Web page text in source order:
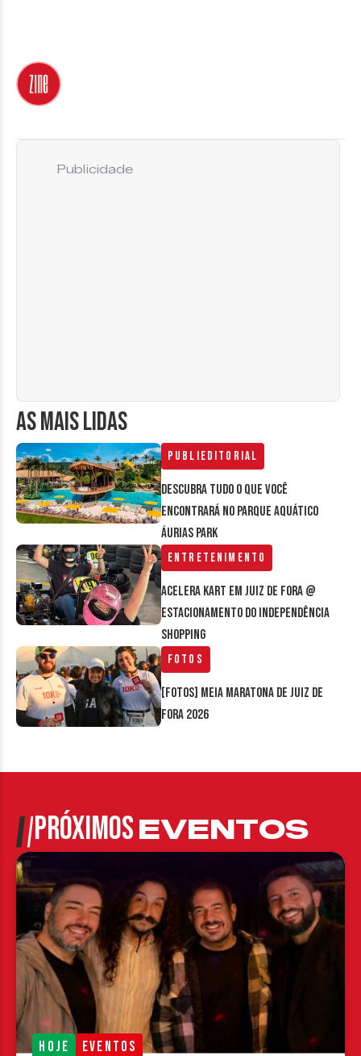
AS MAIS LIDAS
Publieditorial
Descubra tudo o que você
encontrará no parque aquático
Áurias Park
Entretenimento
Acelera Kart em Juiz de Fora @
estacionamento do Independência
Shopping
Fotos
[FOTOS] Meia Maratona de Juiz de
Fora 2026
Publicidade
PRÓXIMOSEVENTOS
HOJE EVENTOS